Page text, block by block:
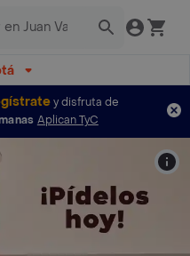
y disfruta de
Aplican TyC